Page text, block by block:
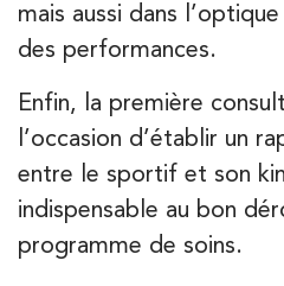
mais aussi dans
des performances.
Enfin, la première
l’occasion d’établir un
entre le sportif et son
indispensable au bon
programme de soins.